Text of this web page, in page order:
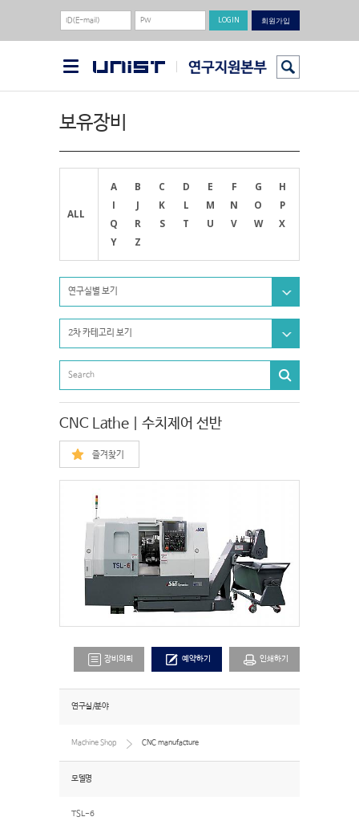
회원가입
보유장비
ALL
A B C D E F G
H
I
J K L M N O
P
Q
R S T U V W
X
Y
Z
연구실별 보기
2차 카테고리 보기
CNC Lathe | 수치제어 선반
즐겨찾기
장비의뢰 예약하기 인쇄하기
연구실/분야
Machine Shop CNC manufacture
모델명
TSL-6